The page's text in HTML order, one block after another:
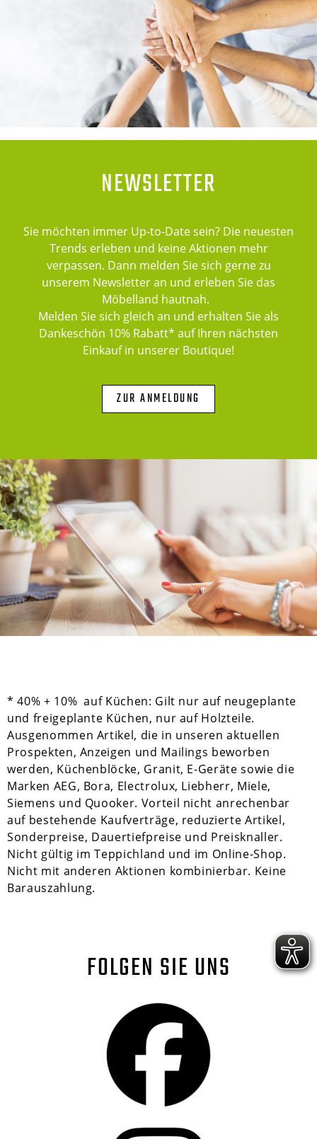
NEWSLETTER
Sie möchten immer Up-to-Date sein? Die neuesten
Trends erleben und keine Aktionen mehr
verpassen. Dann melden Sie sich gerne zu
unserem Newsletter an und erleben Sie das
Möbelland hautnah.
Melden Sie sich gleich an und erhalten Sie als
Dankeschön 10% Rabatt* auf Ihren nächsten
Einkauf in unserer Boutique!
ZUR ANMELDUNG
* 40% + 10% auf Küchen: Gilt nur auf neugeplante
und freigeplante Küchen, nur auf Holzteile.
Ausgenommen Artikel, die in unseren aktuellen
Prospekten, Anzeigen und Mailings beworben
werden, Küchenblöcke, Granit, E-Geräte sowie die
Marken AEG, Bora, Electrolux, Liebherr, Miele,
Siemens und Quooker. Vorteil nicht anrechenbar
auf bestehende Kaufverträge, reduzierte Artikel,
Sonderpreise, Dauertiefpreise und Preisknaller.
Nicht gültig im Teppichland und im Online-Shop.
Nicht mit anderen Aktionen kombinierbar. Keine
Barauszahlung.
FOLGEN SIE UNS